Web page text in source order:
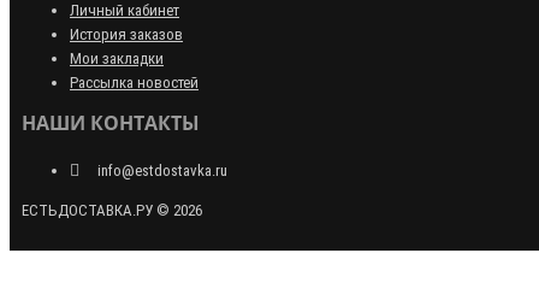
Личный кабинет
История заказов
Мои закладки
Рассылка новостей
НАШИ КОНТАКТЫ
info@estdostavka.ru
ЕСТЬДОСТАВКА.РУ © 2026